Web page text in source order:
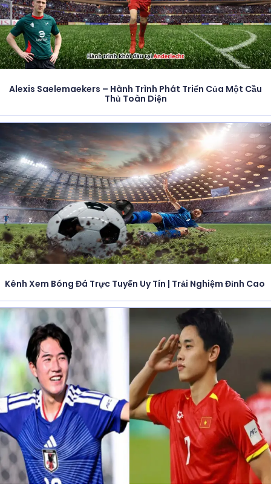
Alexis Saelemaekers – Hành Trình Phát Triển Của Một Cầu
Thủ Toàn Diện
Kênh Xem Bóng Đá Trực Tuyến Uy Tín | Trải Nghiệm Đỉnh Cao